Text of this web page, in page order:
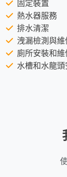
固定裝置
熱水器服務
排水清潔
洩漏檢測與維
廁所安裝和維
水槽和水龍頭